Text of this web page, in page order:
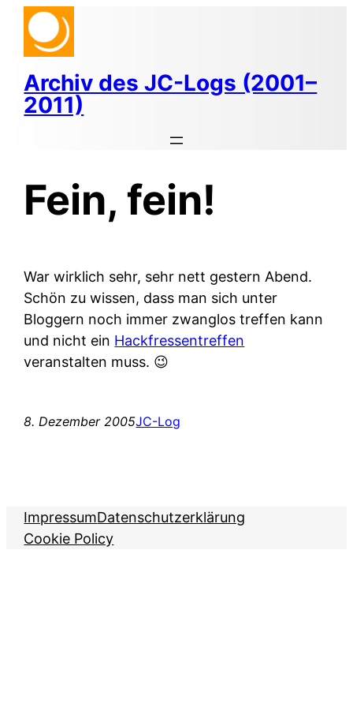
Zum
Inhalt
springen
Archiv des JC-Logs (2001–
2011)
Fein, fein!
War wirklich sehr, sehr nett gestern Abend.
Schön zu wissen, dass man sich unter
Bloggern noch immer zwanglos treffen kann
und nicht ein Hackfressentreffen
veranstalten muss. 😉
8. Dezember 2005JC-Log
ImpressumDatenschutzerklärung
Cookie Policy